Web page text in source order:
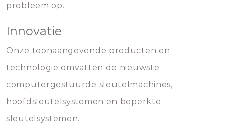
probleem op.
Innovatie
Onze toonaangevende producten en
technologie omvatten de nieuwste
computergestuurde sleutelmachines,
hoofdsleutelsystemen en beperkte
sleutelsystemen.